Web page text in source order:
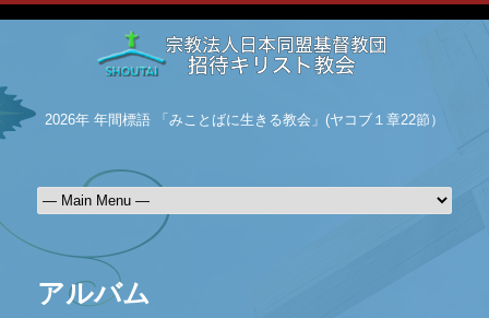
2026年 年間標語 「みことばに生きる教会」(ヤコブ１章22節）
アルバム